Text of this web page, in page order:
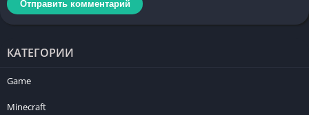
КАТЕГОРИИ
Game
Minecraft